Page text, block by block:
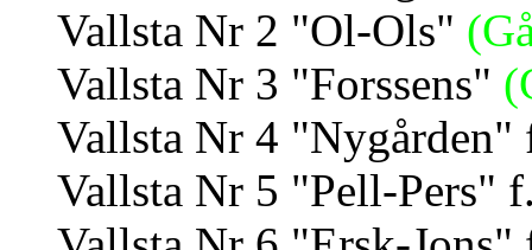
Vallsta Nr 2 "Ol-Ols"
Vallsta Nr 3 "Forssens"
Vallsta Nr 4
Vallsta Nr 5 "Pell-Pers"